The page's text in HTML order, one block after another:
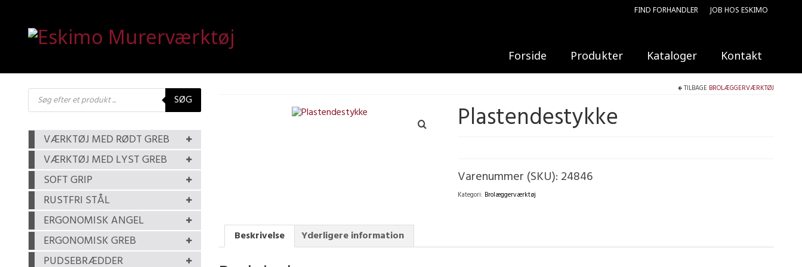
FIND FORHANDLER JOB HOS ESKIMO
Forside Produkter Kataloger Kontakt
TILBAGE BROLÆGGERVÆRKTØJ
Plastendestykke
Varenummer (SKU): 24846
Kategori: Brolæggerværktøj
Beskrivelse Yderligere information
Products
search SØG
VÆRKTØJ MED RØDT GREB
VÆRKTØJ MED LYST GREB
SOFT GRIP
RUSTFRI STÅL
ERGONOMISK ANGEL
ERGONOMISK GREB
PUDSEBRÆDDER